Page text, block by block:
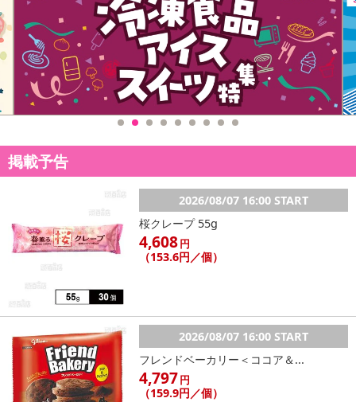
掲載予告
2026/08/07 16:00 START
桜クレープ 55g
4,608円
（153.6円／個）
2026/08/07 16:00 START
フレンドベーカリー＜ココア＆...
4,797円
（159.9円／個）